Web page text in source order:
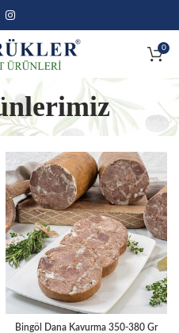
0
Bingöl Dana Kavurma 350-380 Gr